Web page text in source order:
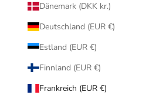
Dänemark (DKK kr.)
Deutschland (EUR €)
Estland (EUR €)
Finnland (EUR €)
Frankreich (EUR €)